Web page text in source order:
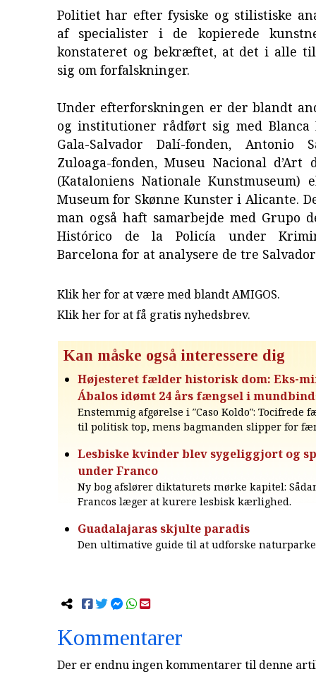
Politiet har efter fysiske og stilistiske
af specialister i de kopierede
konstateret og bekræftet, at det i alle
sig om forfalskninger.
Under efterforskningen er der blandt
og institutioner rådført sig med Blanca
Gala-Salvador Dalí-fonden, Antonio
Zuloaga-fonden, Museu Nacional d’Art
(Kataloniens Nationale Kunstmuseum)
Museum for Skønne Kunster i Alicante.
man også haft samarbejde med Grupo
Histórico de la Policía under
Barcelona for at analysere de tre
Klik her for at være med blandt AMIGOS.
Klik her for at få gratis nyhedsbrev.
Kan måske også interessere dig
Højesteret fælder historisk dom: Eks-
Ábalos idømt 24 års fængsel i
Enstemmig afgørelse i ″Caso Koldo″: Tocifrede
til politisk top, mens bagmanden slipper for
Lesbiske kvinder blev sygeliggjort og
under Franco
Ny bog afslører diktaturets mørke kapitel:
Francos læger at kurere lesbisk kærlighed.
Guadalajaras skjulte paradis
Den ultimative guide til at udforske
Kommentarer
Der er endnu ingen kommentarer til denne